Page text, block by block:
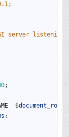
server listening
;
$document_root
;